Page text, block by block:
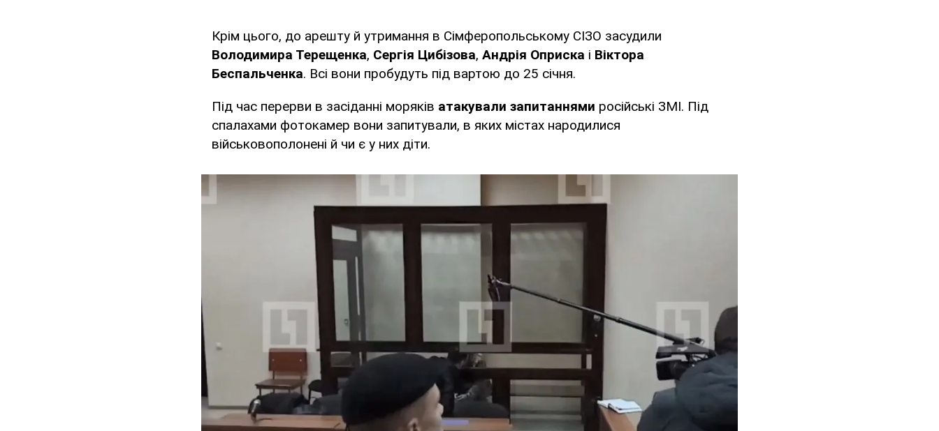
Крім цього, до арешту й утримання в Сімферопольському СІЗО засудили
Володимира Терещенка, Сергія Цибізова, Андрія Оприска і Віктора
Беспальченка. Всі вони пробудуть під вартою до 25 січня.
Під час перерви в засіданні моряків атакували запитаннями російські ЗМІ. Під
спалахами фотокамер вони запитували, в яких містах народилися
військовополонені й чи є у них діти.